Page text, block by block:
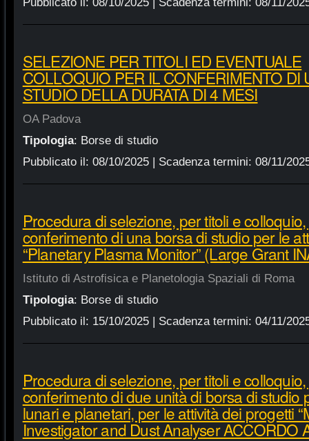
SELEZIONE PER TITOLI ED EVENTUALE
COLLOQUIO PER IL CONFERIMENTO DI
STUDIO DELLA DURATA DI 4 MESI
OA Padova
Tipologia: Borse di studio
Pubblicato il: 08/10/2025| Scadenza termini: 08/11/
Procedura di selezione, per titoli e
conferimento di una borsa di studio per le
“Planetary Plasma Monitor” (Large Grant
Istituto di Astrofisica e Planetologia Spaziali di Roma
Tipologia: Borse di studio
Pubblicato il: 15/10/2025| Scadenza termini: 04/11/
Procedura di selezione, per titoli e
conferimento di due unità di borsa di studio
lunari e planetari, per le attività dei progetti
Investigator and Dust Analyser ACCORDO